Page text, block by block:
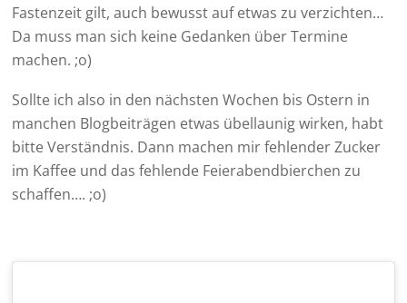
Fastenzeit gilt, auch bewusst auf etwas zu verzichten…
Da muss man sich keine Gedanken über Termine
machen. ;o)
Sollte ich also in den nächsten Wochen bis Ostern in
manchen Blogbeiträgen etwas übellaunig wirken, habt
bitte Verständnis. Dann machen mir fehlender Zucker
im Kaffee und das fehlende Feierabendbierchen zu
schaffen…. ;o)